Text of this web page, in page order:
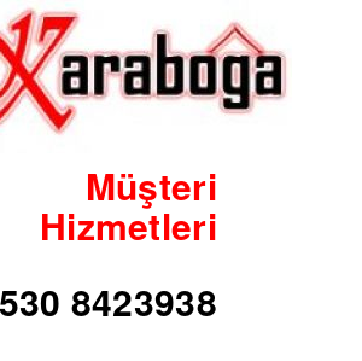
Müşteri
Hizmetleri
8423938